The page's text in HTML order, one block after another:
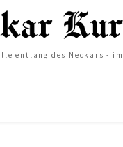
entlang des Neckars -